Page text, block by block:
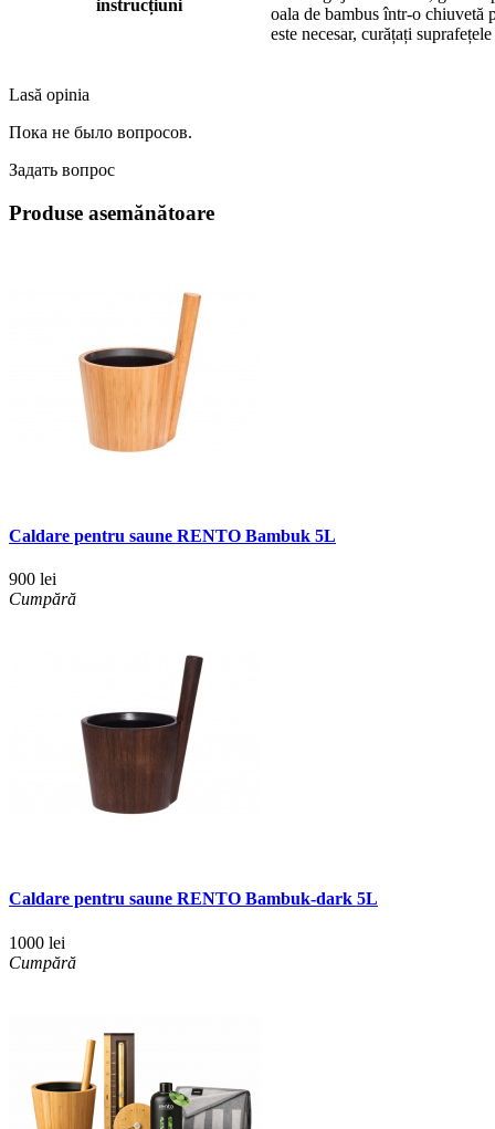
instrucțiuni
oala de bambus într-o chiuvetă
este necesar, curățați
Lasă opinia
Пока не было вопросов.
Задать вопрос
Produse asemănătoare
Caldare pentru saune RENTO Bambuk 5L
900 lei
Cumpără
Caldare pentru saune RENTO Bambuk-dark 5L
1000 lei
Cumpără